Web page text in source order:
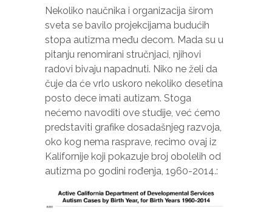
Nekoliko naučnika i organizacija širom
sveta se bavilo projekcijama budućih
stopa autizma među decom. Mada su u
pitanju renomirani stručnjaci, njihovi
radovi bivaju napadnuti. Niko ne želi da
čuje da će vrlo uskoro nekoliko desetina
posto dece imati autizam. Stoga
nećemo navoditi ove studije, već ćemo
predstaviti grafike dosadašnjeg razvoja,
oko kog nema rasprave, recimo ovaj iz
Kalifornije koji pokazuje broj obolelih od
autizma po godini rođenja, 1960-2014.: